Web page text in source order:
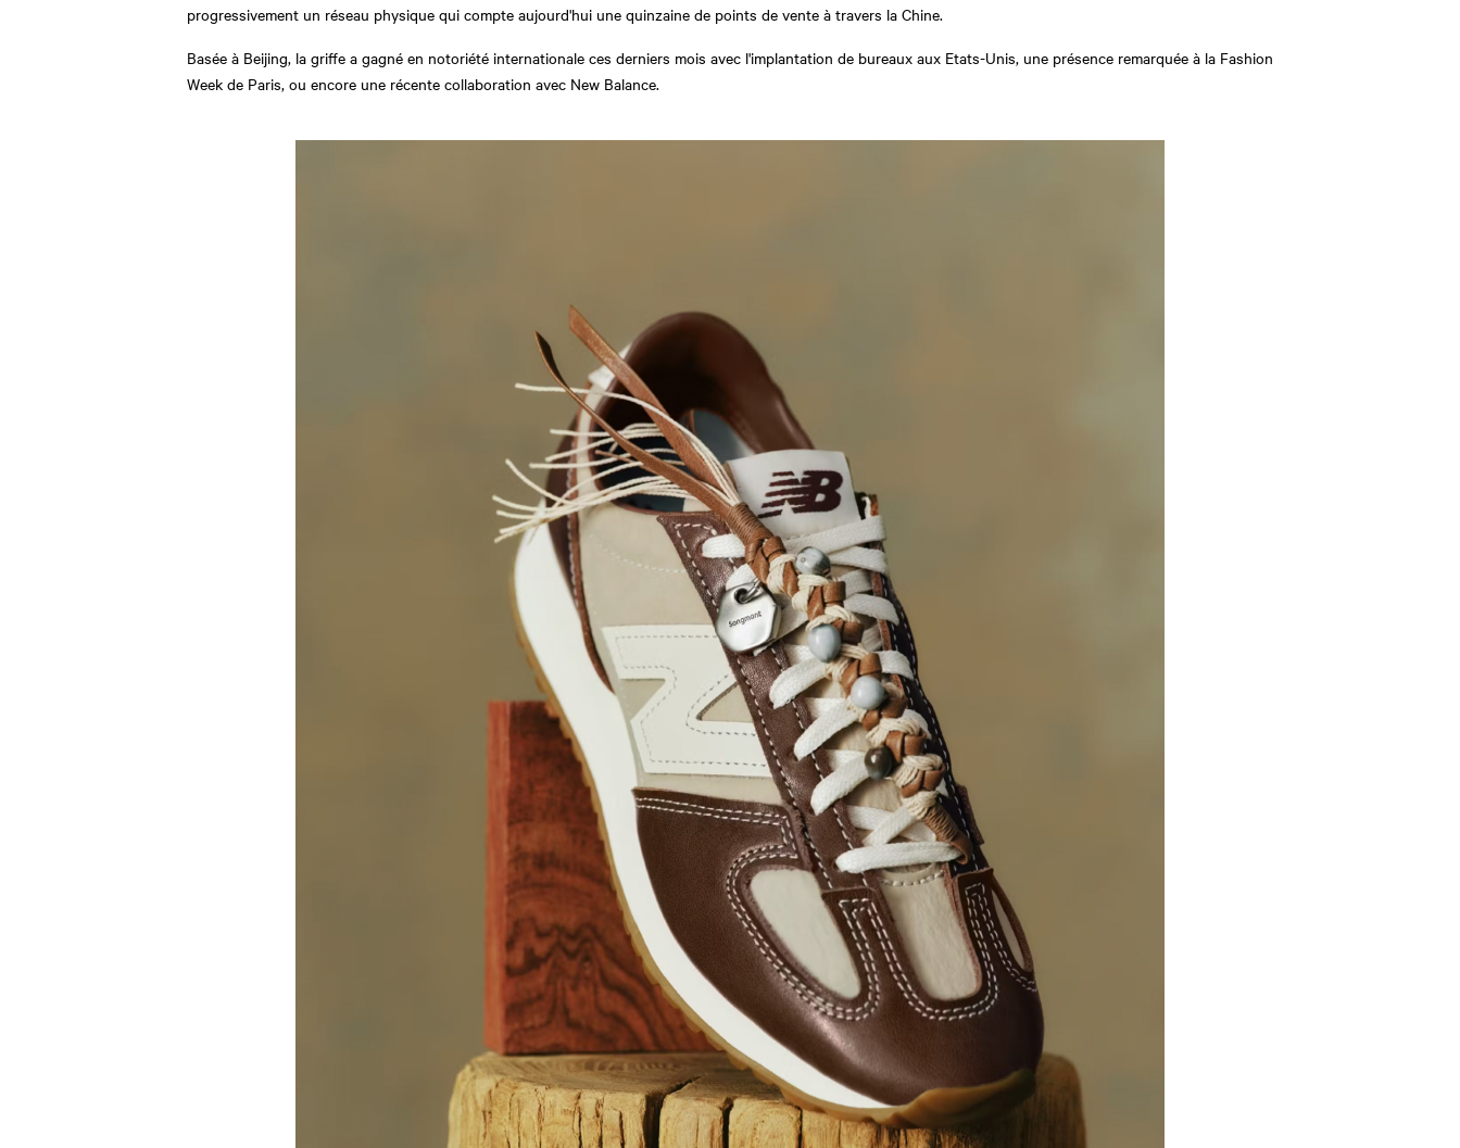
progressivement un réseau physique qui compte aujourd'hui une quinzaine de points de vente à travers la Chine.
Basée à Beijing, la griffe a gagné en notoriété internationale ces derniers mois avec l'implantation de bureaux aux Etats-Unis, une présence remarquée à la Fashion
Week de Paris, ou encore une récente collaboration avec New Balance.